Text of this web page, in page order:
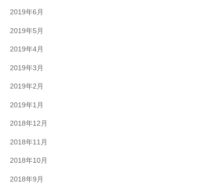
2019年6月
2019年5月
2019年4月
2019年3月
2019年2月
2019年1月
2018年12月
2018年11月
2018年10月
2018年9月